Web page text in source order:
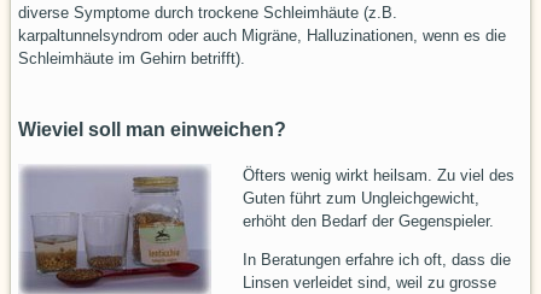
diverse Symptome durch trockene Schleimhäute (z.B.
karpaltunnelsyndrom oder auch Migräne, Halluzinationen, wenn es die
Schleimhäute im Gehirn betrifft).
Wieviel soll man einweichen?
Öfters wenig wirkt heilsam. Zu viel des
Guten führt zum Ungleichgewicht,
erhöht den Bedarf der Gegenspieler.
In Beratungen erfahre ich oft, dass die
Linsen verleidet sind, weil zu grosse